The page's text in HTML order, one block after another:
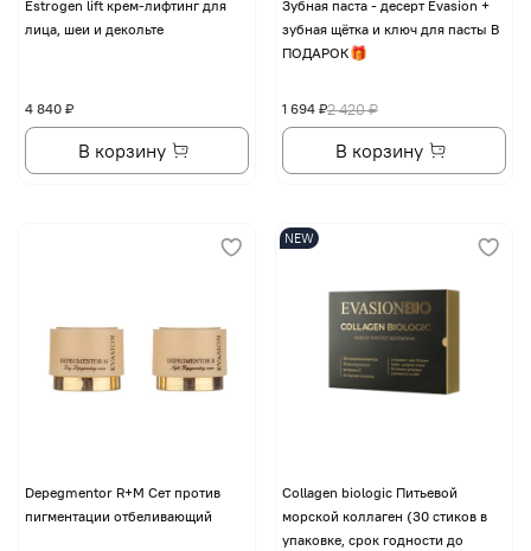
Еstrogen lift крем-лифтинг для
лица, шеи и декольте
4 840 ₽
В корзину
Зубная паста - десерт Evasion +
зубная щётка и ключ для пасты В
ПОДАРОК🎁
2 420 ₽
1 694 ₽
В корзину
Depegmentor R+M Сет против
пигментации отбеливающий
NEW
Collagen biologic Питьевой
морской коллаген (30 стиков в
упаковке, срок годности до